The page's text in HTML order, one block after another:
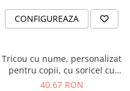
CONFIGUREAZA
Tricou cu nume, personalizat
pentru copii, cu soricel cu
design marin, tricou din
40,67 RON